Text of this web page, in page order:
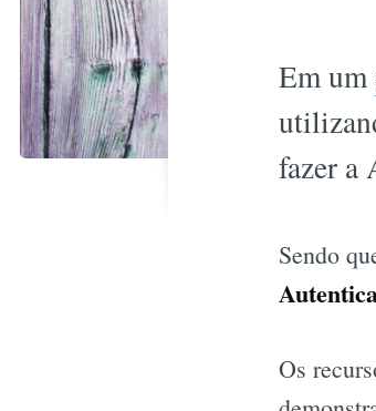
Em um
fazer a
Sendo
Os